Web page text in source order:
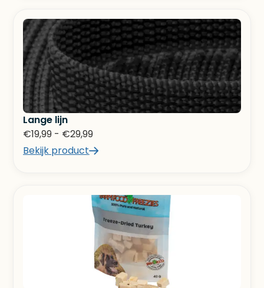
Lange lijn
€19,99 - €29,99
Bekijk product